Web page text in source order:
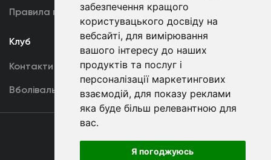
забезпечення кращого
користувацького досвіду на
вебсайті, для вимірювання
вашого інтересу до наших
продуктів та послуг і
персоналізації маркетингових
взаємодій, для показу реклами
яка буде більш релевантною для
вас.
Я погоджуюсь
Правила поведінки U19
Клуб
Контакти
Вболівальникам
Угода
користувача